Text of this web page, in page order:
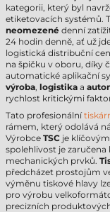
kategorii, který byl
etiketovacích systémů.
neomezené denní
24 hodin denně, ať už
logistická distribuční
na špičku v oboru, díky
automatické aplikační
výroba, logistika a
rychlost kritickými
Tato profesionální
rámem, který odolává
Výrobce TSC je
spolehlivost je
mechanických prvků.
předcházet prostojům
výměnu tiskové hlavy
pro výrobu
precizních